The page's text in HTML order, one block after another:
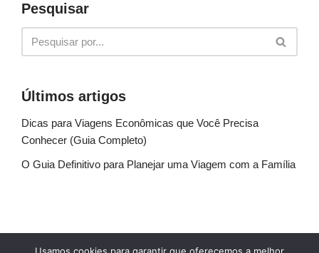
Pesquisar
Últimos artigos
Dicas para Viagens Econômicas que Você Precisa
Conhecer (Guia Completo)
O Guia Definitivo para Planejar uma Viagem com a Família
Sobre Nós Fale conosco Política de Privacidade